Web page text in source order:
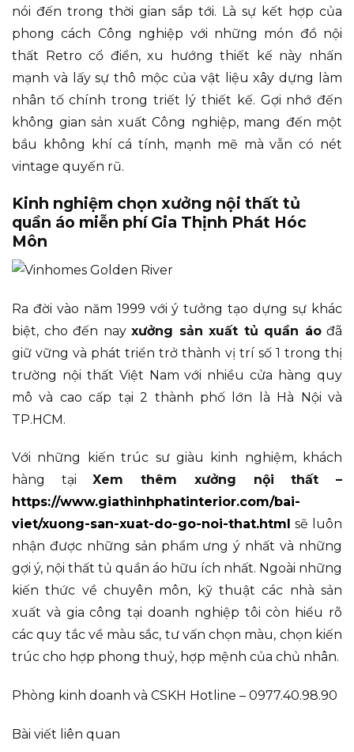
nói đến trong thời gian sắp tới. Là sự kết hợp của
phong cách Công nghiệp với những món đồ nội
thất Retro cổ điển, xu hướng thiết kế này nhấn
mạnh và lấy sự thô mộc của vật liệu xây dựng làm
nhân tố chính trong triết lý thiết kế. Gợi nhớ đến
không gian sản xuất Công nghiệp, mang đến một
bầu không khí cá tính, mạnh mẽ mà vẫn có nét
vintage quyến rũ.
Kinh nghiệm chọn xưởng nội thất tủ
quần áo miễn phí Gia Thịnh Phát Hóc
Môn
Ra đời vào năm 1999 với ý tưởng tạo dựng sự khác
biệt, cho đến nay xưởng sản xuất tủ quần áođã
giữ vững và phát triển trở thành vị trí số 1 trong thị
trường nội thất Việt Nam với nhiều cửa hàng quy
mô và cao cấp tại 2 thành phố lớn là Hà Nội và
TP.HCM.
Với những kiến trúc sư giàu kinh nghiệm, khách
hàng tạiXem thêm xưởng nội thất –
https://www.giathinhphatinterior.com/bai-
viet/xuong-san-xuat-do-go-noi-that.html sẽ luôn
nhận được những sản phẩm ưng ý nhất và những
gợi ý, nội thất tủ quần áo hữu ích nhất. Ngoài những
kiến thức về chuyên môn, kỹ thuật các nhà sản
xuất và gia công tại doanh nghiệp tôi còn hiểu rõ
các quy tắc về màu sắc, tư vấn chọn màu, chọn kiến
trúc cho hợp phong thuỷ, hợp mệnh của chủ nhân.
Phòng kinh doanh và CSKH Hotline – 0977.40.98.90
Bài viết liên quan